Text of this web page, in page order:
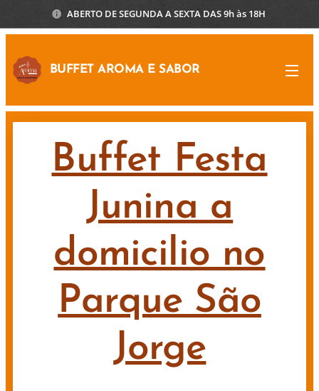
ABERTO DE SEGUNDA A SEXTA DAS 9h às 18H
BUFFET AROMA E SABOR
Buffet Festa
Junina a
domicilio no
Parque São
Jorge